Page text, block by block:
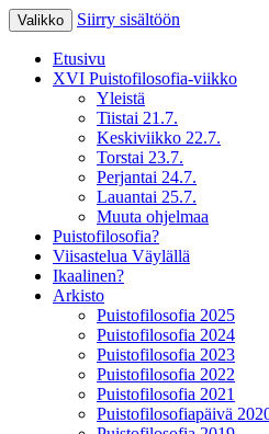
Puistofilosofia
Valikko Siirry sisältöön
Etusivu
XVI Puistofilosofia-viikko
Yleistä
Tiistai 21.7.
Keskiviikko 22.7.
Torstai 23.7.
Perjantai 24.7.
Lauantai 25.7.
Muuta ohjelmaa
Puistofilosofia?
Viisastelua Väylällä
Ikaalinen?
Arkisto
Puistofilosofia 2025
Puistofilosofia 2024
Puistofilosofia 2023
Puistofilosofia 2022
Puistofilosofia 2021
Puistofilosofiapäivä